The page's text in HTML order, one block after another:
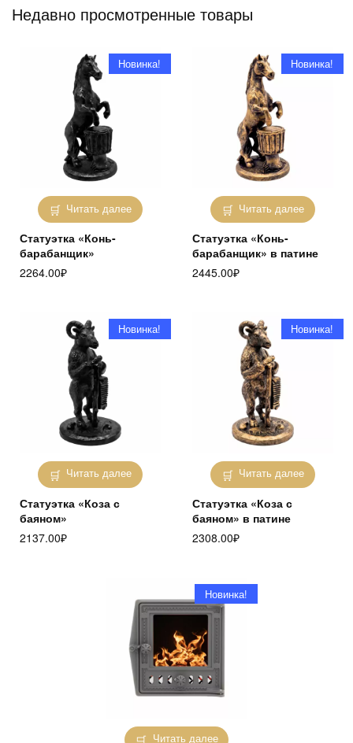
Недавно просмотренные товары
Читать далее
Новинка!
Статуэтка «Конь-
барабанщик»
2264.00₽
Читать далее
Новинка!
Статуэтка «Конь-
барабанщик» в патине
2445.00₽
Читать далее
Новинка!
Статуэтка «Коза с
баяном»
2137.00₽
Читать далее
Новинка!
Статуэтка «Коза с
баяном» в патине
2308.00₽
Читать далее
Новинка!